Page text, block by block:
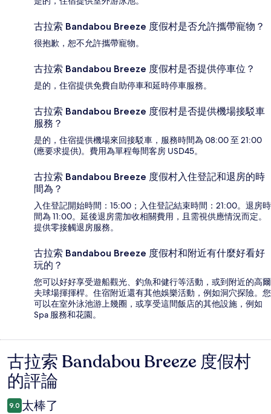
古拉索 Bandabou Breeze 度假村是否允許攜帶寵物？
很抱歉，恕不允許攜帶寵物。
古拉索 Bandabou Breeze 度假村是否提供停車位？
是的，住宿提供免費自助停車和延時停車服務。
古拉索 Bandabou Breeze 度假村是否提供機場接駁車
服務？
是的，住宿提供機場來回接駁車，服務時間為 08:00 至 21:00
(應要求提供)。費用為單程每間客房 USD45。
古拉索 Bandabou Breeze 度假村入住登記和退房的時
間為？
入住登記開始時間：15:00；入住登記結束時間：21:00。退房時
間為 11:00。延後退房需加收相關費用，且需視供應情況而定。
提供零接觸退房服務。
古拉索 Bandabou Breeze 度假村和附近有什麼好看好
玩的？
您可以好好享受遊船觀光、釣魚和健行等活動，或到附近的高爾
夫球場揮揮桿。住宿附近還有其他娛樂活動，例如洞穴探險。您
可以在室外泳池游上幾圈，或享受這間飯店的其他設施，例如
Spa 服務和花園。
評
論
古拉索 Bandabou Breeze 度假村
的評論
9.0 太棒了